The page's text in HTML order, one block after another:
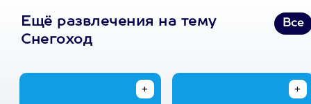
Ещё развлечения на тему
Снегоход
Все